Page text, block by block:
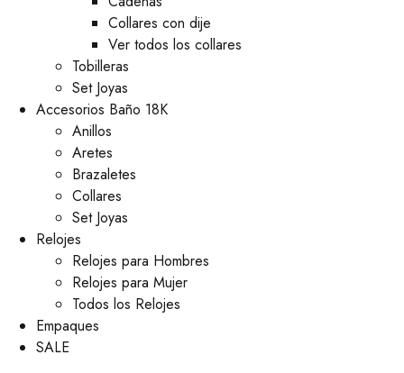
Collares con dije
Ver todos los collares
Tobilleras
Set Joyas
Accesorios Baño 18K
Anillos
Aretes
Brazaletes
Collares
Set Joyas
Relojes
Relojes para Hombres
Relojes para Mujer
Todos los Relojes
Empaques
SALE